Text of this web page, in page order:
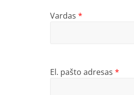
Vardas *
El. pašto adresas *